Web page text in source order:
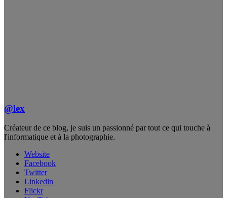
@lex
Créateur de ce blog, je suis un passionné par tout ce qui touche à
l'informatique et à la photographie.
Website
Facebook
Twitter
Linkedin
Flickr